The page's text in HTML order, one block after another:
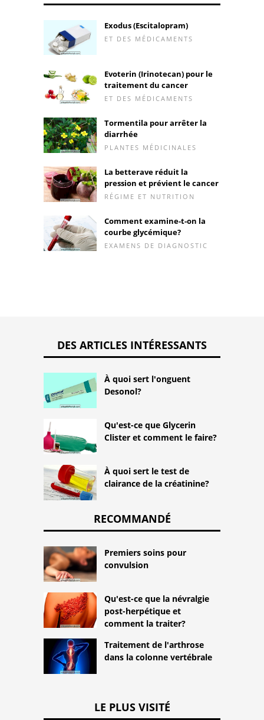
Exodus (Escitalopram)
ET DES MÉDICAMENTS
Evoterin (Irinotecan) pour le
traitement du cancer
ET DES MÉDICAMENTS
Tormentila pour arrêter la
diarrhée
PLANTES MÉDICINALES
La betterave réduit la
pression et prévient le cancer
RÉGIME ET NUTRITION
Comment examine-t-on la
courbe glycémique?
EXAMENS DE DIAGNOSTIC
DES ARTICLES INTÉRESSANTS
À quoi sert l'onguent
Desonol?
Qu'est-ce que Glycerin
Clister et comment le faire?
À quoi sert le test de
clairance de la créatinine?
RECOMMANDÉ
Premiers soins pour
convulsion
Qu'est-ce que la névralgie
post-herpétique et
comment la traiter?
Traitement de l'arthrose
dans la colonne vertébrale
LE PLUS VISITÉ